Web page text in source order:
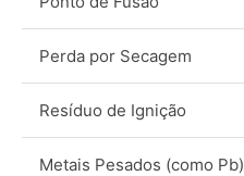
Perda por Secagem
Resíduo de Ignição
Metais Pesados (como Pb)